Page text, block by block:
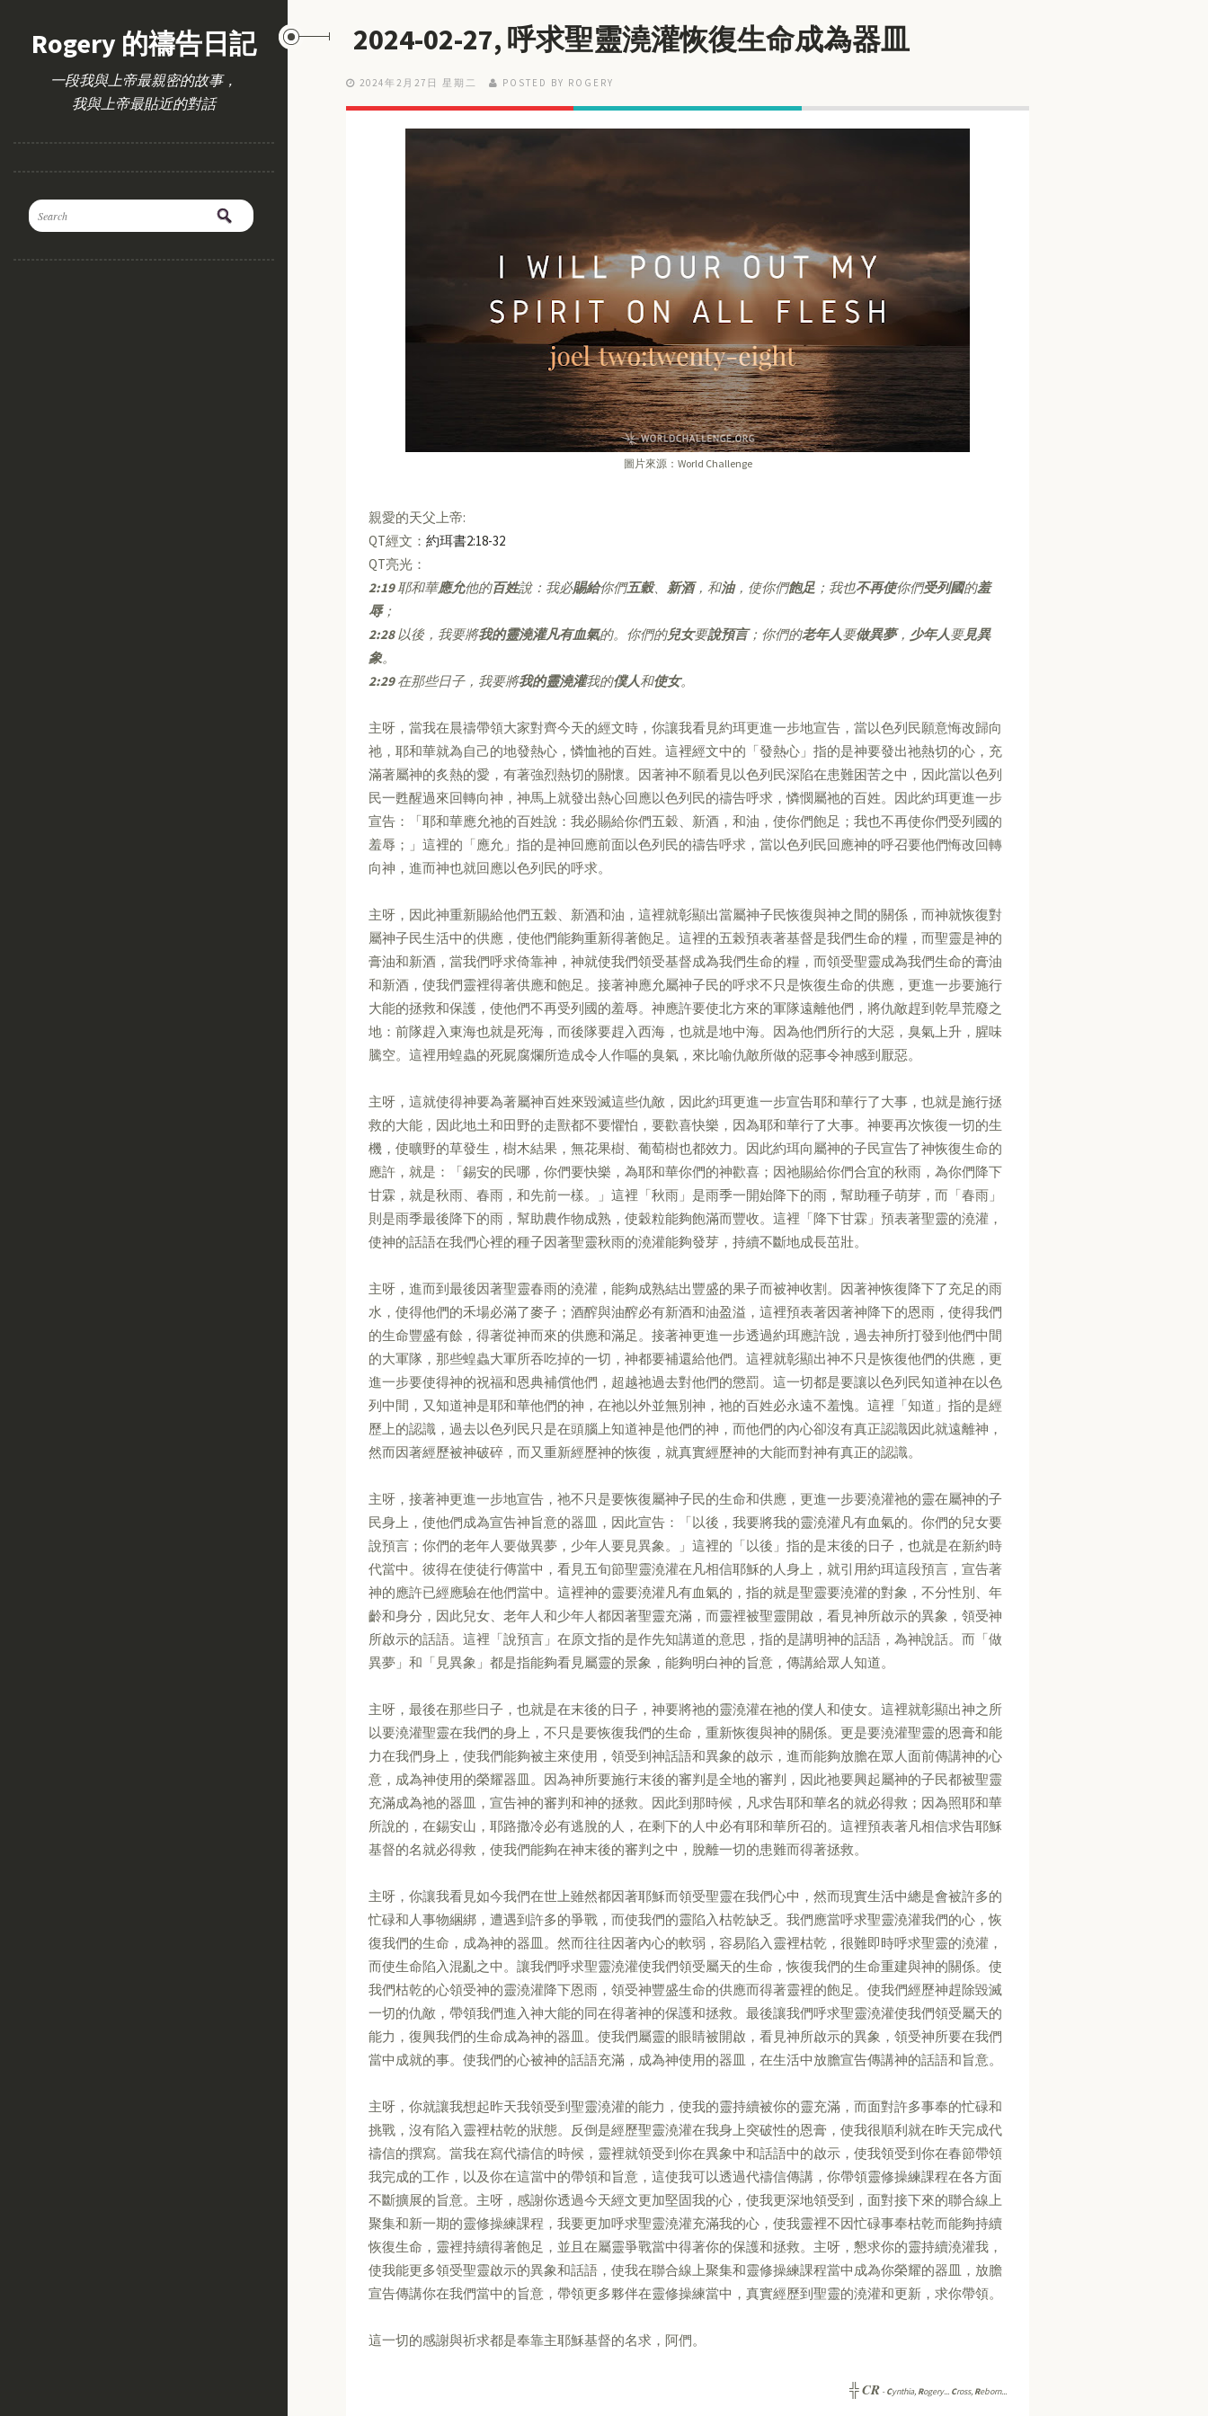
Rogery 的禱告日記
一段我與上帝最親密的故事，
我與上帝最貼近的對話
2024-02-27, 呼求聖靈澆灌恢復生命成為器皿
2024年2月27日 星期二 POSTED BY ROGERY
圖片來源：World Challenge
親愛的天父上帝:
QT經文： 約珥書2:18-32
QT亮光：
2:19耶和華應允他的百姓說：我必賜給你們五穀、 新酒，和油，使你們飽足 ；我也不再使你們受列國的羞
辱；
2:28以後，我要將我的靈澆灌凡有血氣的。你們的兒女要說預言；你們的老年人要做異夢， 少年人要見異
象。
2:29在那些日子，我要將我的靈澆灌我的僕人和使女。
主呀，當我在晨禱帶領大家對齊今天的經文時，你讓我看見約珥更進一步地宣告，當以色列民願意悔改歸向
祂，耶和華就為自己的地發熱心，憐恤祂的百姓。這裡經文中的「發熱心」指的是神要發出祂熱切的心，充
滿著屬神的炙熱的愛，有著強烈熱切的關懷。因著神不願看見以色列民深陷在患難困苦之中，因此當以色列
民一甦醒過來回轉向神，神馬上就發出熱心回應以色列民的禱告呼求，憐憫屬祂的百姓。因此約珥更進一步
宣告：「耶和華應允祂的百姓說：我必賜給你們五穀、新酒，和油，使你們飽足；我也不再使你們受列國的
羞辱；」這裡的「應允」指的是神回應前面以色列民的禱告呼求，當以色列民回應神的呼召要他們悔改回轉
向神，進而神也就回應以色列民的呼求。
主呀，因此神重新賜給他們五榖、新酒和油，這裡就彰顯出當屬神子民恢復與神之間的關係，而神就恢復對
屬神子民生活中的供應，使他們能夠重新得著飽足。這裡的五榖預表著基督是我們生命的糧，而聖靈是神的
膏油和新酒，當我們呼求倚靠神，神就使我們領受基督成為我們生命的糧，而領受聖靈成為我們生命的膏油
和新酒，使我們靈裡得著供應和飽足。接著神應允屬神子民的呼求不只是恢復生命的供應，更進一步要施行
大能的拯救和保護，使他們不再受列國的羞辱。神應許要使北方來的軍隊遠離他們，將仇敵趕到乾旱荒廢之
地：前隊趕入東海也就是死海，而後隊要趕入西海，也就是地中海。因為他們所行的大惡，臭氣上升，腥味
騰空。這裡用蝗蟲的死屍腐爛所造成令人作嘔的臭氣，來比喻仇敵所做的惡事令神感到厭惡。
主呀，這就使得神要為著屬神百姓來毀滅這些仇敵，因此約珥更進一步宣告耶和華行了大事，也就是施行拯
救的大能，因此地土和田野的走獸都不要懼怕，要歡喜快樂，因為耶和華行了大事。神要再次恢復一切的生
機，使曠野的草發生，樹木結果，無花果樹、葡萄樹也都效力。因此約珥向屬神的子民宣告了神恢復生命的
應許，就是：「錫安的民哪，你們要快樂，為耶和華你們的神歡喜；因祂賜給你們合宜的秋雨，為你們降下
甘霖，就是秋雨、春雨，和先前一樣。」這裡「秋雨」是雨季一開始降下的雨，幫助種子萌芽，而「春雨」
則是雨季最後降下的雨，幫助農作物成熟，使穀粒能夠飽滿而豐收。這裡「降下甘霖」預表著聖靈的澆灌，
使神的話語在我們心裡的種子因著聖靈秋雨的澆灌能夠發芽，持續不斷地成長茁壯。
主呀，進而到最後因著聖靈春雨的澆灌，能夠成熟結出豐盛的果子而被神收割。因著神恢復降下了充足的雨
水，使得他們的禾場必滿了麥子；酒醡與油醡必有新酒和油盈溢，這裡預表著因著神降下的恩雨，使得我們
的生命豐盛有餘，得著從神而來的供應和滿足。接著神更進一步透過約珥應許說，過去神所打發到他們中間
的大軍隊，那些蝗蟲大軍所吞吃掉的一切，神都要補還給他們。這裡就彰顯出神不只是恢復他們的供應，更
進一步要使得神的祝福和恩典補償他們，超越祂過去對他們的懲罰。這一切都是要讓以色列民知道神在以色
列中間，又知道神是耶和華他們的神，在祂以外並無別神，祂的百姓必永遠不羞愧。這裡「知道」指的是經
歷上的認識，過去以色列民只是在頭腦上知道神是他們的神，而他們的內心卻沒有真正認識因此就遠離神，
然而因著經歷被神破碎，而又重新經歷神的恢復，就真實經歷神的大能而對神有真正的認識。
主呀，接著神更進一步地宣告，祂不只是要恢復屬神子民的生命和供應，更進一步要澆灌祂的靈在屬神的子
民身上，使他們成為宣告神旨意的器皿，因此宣告：「以後，我要將我的靈澆灌凡有血氣的。你們的兒女要
說預言；你們的老年人要做異夢，少年人要見異象。」這裡的「以後」指的是末後的日子，也就是在新約時
代當中。彼得在使徒行傳當中，看見五旬節聖靈澆灌在凡相信耶穌的人身上，就引用約珥這段預言，宣告著
神的應許已經應驗在他們當中。這裡神的靈要澆灌凡有血氣的，指的就是聖靈要澆灌的對象，不分性別、年
齡和身分，因此兒女、老年人和少年人都因著聖靈充滿，而靈裡被聖靈開啟，看見神所啟示的異象，領受神
所啟示的話語。這裡「說預言」在原文指的是作先知講道的意思，指的是講明神的話語，為神說話。而「做
異夢」和「見異象」都是指能夠看見屬靈的景象，能夠明白神的旨意，傳講給眾人知道。
主呀，最後在那些日子，也就是在末後的日子，神要將祂的靈澆灌在祂的僕人和使女。這裡就彰顯出神之所
以要澆灌聖靈在我們的身上，不只是要恢復我們的生命，重新恢復與神的關係。更是要澆灌聖靈的恩膏和能
力在我們身上，使我們能夠被主來使用，領受到神話語和異象的啟示，進而能夠放膽在眾人面前傳講神的心
意，成為神使用的榮耀器皿。因為神所要施行末後的審判是全地的審判，因此祂要興起屬神的子民都被聖靈
充滿成為祂的器皿，宣告神的審判和神的拯救。因此到那時候，凡求告耶和華名的就必得救；因為照耶和華
所說的，在錫安山，耶路撒冷必有逃脫的人，在剩下的人中必有耶和華所召的。這裡預表著凡相信求告耶穌
基督的名就必得救，使我們能夠在神末後的審判之中，脫離一切的患難而得著拯救。
主呀，你讓我看見如今我們在世上雖然都因著耶穌而領受聖靈在我們心中，然而現實生活中總是會被許多的
忙碌和人事物綑綁，遭遇到許多的爭戰，而使我們的靈陷入枯乾缺乏。我們應當呼求聖靈澆灌我們的心，恢
復我們的生命，成為神的器皿。然而往往因著內心的軟弱，容易陷入靈裡枯乾，很難即時呼求聖靈的澆灌，
而使生命陷入混亂之中。讓我們呼求聖靈澆灌使我們領受屬天的生命，恢復我們的生命重建與神的關係。使
我們枯乾的心領受神的靈澆灌降下恩雨，領受神豐盛生命的供應而得著靈裡的飽足。使我們經歷神趕除毀滅
一切的仇敵，帶領我們進入神大能的同在得著神的保護和拯救。最後讓我們呼求聖靈澆灌使我們領受屬天的
能力，復興我們的生命成為神的器皿。使我們屬靈的眼睛被開啟，看見神所啟示的異象，領受神所要在我們
當中成就的事。使我們的心被神的話語充滿，成為神使用的器皿，在生活中放膽宣告傳講神的話語和旨意。
主呀，你就讓我想起昨天我領受到聖靈澆灌的能力，使我的靈持續被你的靈充滿，而面對許多事奉的忙碌和
挑戰，沒有陷入靈裡枯乾的狀態。反倒是經歷聖靈澆灌在我身上突破性的恩膏，使我很順利就在昨天完成代
禱信的撰寫。當我在寫代禱信的時候，靈裡就領受到你在異象中和話語中的啟示，使我領受到你在春節帶領
我完成的工作，以及你在這當中的帶領和旨意，這使我可以透過代禱信傳講，你帶領靈修操練課程在各方面
不斷擴展的旨意。主呀，感謝你透過今天經文更加堅固我的心，使我更深地領受到，面對接下來的聯合線上
聚集和新一期的靈修操練課程，我要更加呼求聖靈澆灌充滿我的心，使我靈裡不因忙碌事奉枯乾而能夠持續
恢復生命，靈裡持續得著飽足，並且在屬靈爭戰當中得著你的保護和拯救。主呀，懇求你的靈持續澆灌我，
使我能更多領受聖靈啟示的異象和話語，使我在聯合線上聚集和靈修操練課程當中成為你榮耀的器皿，放膽
宣告傳講你在我們當中的旨意，帶領更多夥伴在靈修操練當中，真實經歷到聖靈的澆灌和更新，求你帶領。
這一切的感謝與祈求都是奉靠主耶穌基督的名求，阿們。
╬CR -Cynthia, Rogery... Cross, Reborn...